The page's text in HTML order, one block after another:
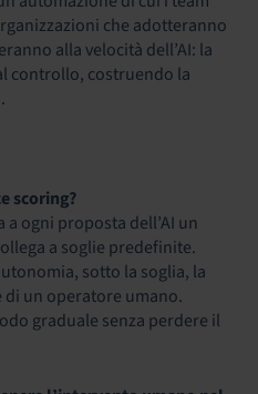
che adotteranno
alla velocità dell’AI: la
controllo, costruendo la
scoring?
a ogni proposta dell’AI un
a soglie predefinite.
sotto la soglia, la
di un operatore umano.
graduale senza perdere il